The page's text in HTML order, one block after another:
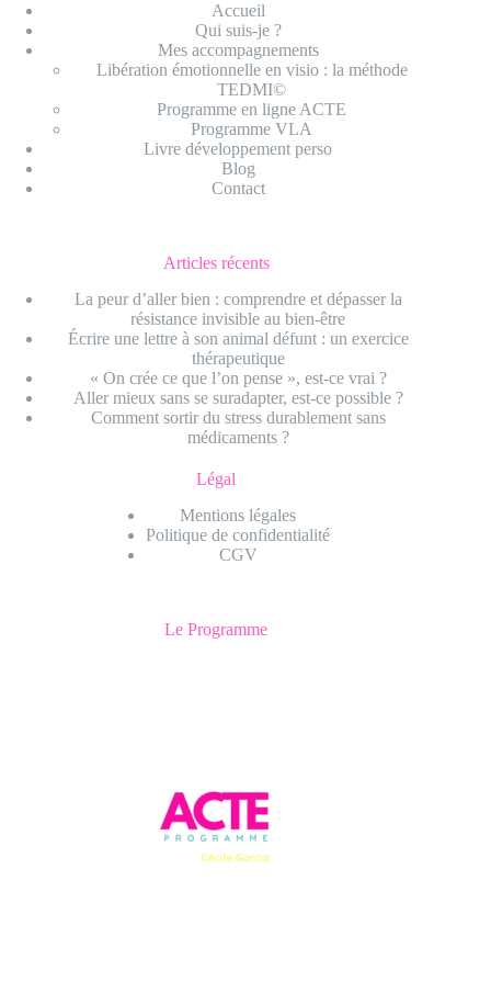
Accueil
Qui suis-je ?
Mes accompagnements
Libération émotionnelle en visio : la méthode
TEDMI©
Programme en ligne ACTE
Programme VLA
Livre développement perso
Blog
Contact
Articles récents
La peur d’aller bien : comprendre et dépasser la
résistance invisible au bien-être
Écrire une lettre à son animal défunt : un exercice
thérapeutique
« On crée ce que l’on pense », est-ce vrai ?
Aller mieux sans se suradapter, est-ce possible ?
Comment sortir du stress durablement sans
médicaments ?
Légal
Mentions légales
Politique de confidentialité
CGV
Le Programme